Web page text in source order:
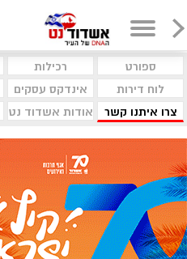
ספורט רכילות
לוח דירות
אינדקס עסקים
צרו איתנו קשר
אודות אשדוד נט